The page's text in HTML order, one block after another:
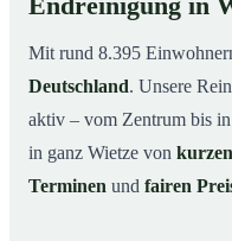
Endreinigung in
Mit rund 8.395
Deutschland. Unsere
aktiv – vom Zentrum bis
in ganz Wietze von
Terminen und fairen